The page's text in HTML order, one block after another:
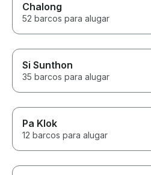
Chalong
52 barcos para alugar
Si Sunthon
35 barcos para alugar
Pa Klok
12 barcos para alugar